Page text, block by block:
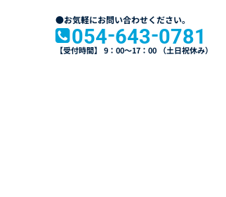
●お気軽にお問い合わせください。
054-643-0781
【受付時間】 9：00～17：00 （土日祝休み）